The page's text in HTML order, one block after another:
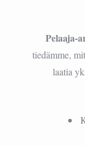
Pelaaja-
tiedämme,
laatia